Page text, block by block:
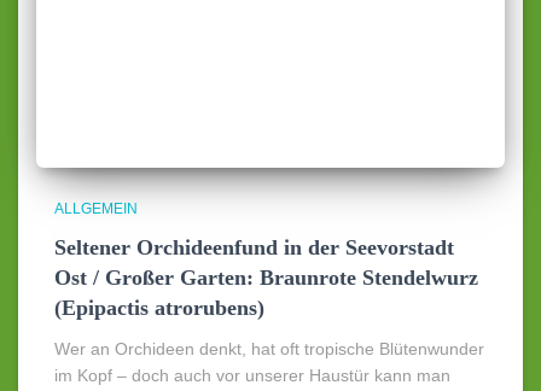
ALLGEMEIN
Seltener Orchideenfund in der Seevorstadt
Ost / Großer Garten: Braunrote Stendelwurz
(Epipactis atrorubens)
Wer an Orchideen denkt, hat oft tropische Blütenwunder
im Kopf – doch auch vor unserer Haustür kann man